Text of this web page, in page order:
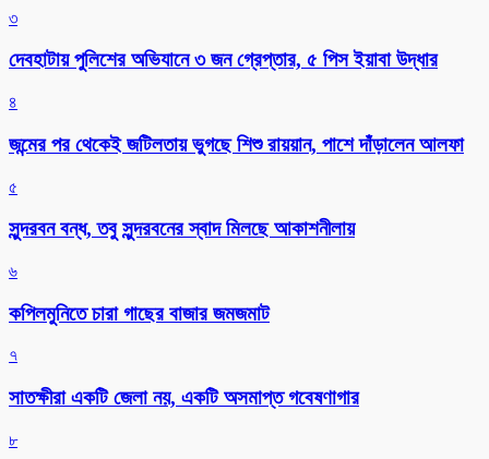
৩
দেবহাটায় পুলিশের অভিযানে ৩ জন গ্রেপ্তার, ৫ পিস ইয়াবা উদ্ধার
৪
জন্মের পর থেকেই জটিলতায় ভুগছে শিশু রায়য়ান, পাশে দাঁড়ালেন আলফা
৫
সুন্দরবন বন্ধ, তবু সুন্দরবনের স্বাদ মিলছে আকাশনীলায়
৬
কপিলমুনিতে চারা গাছের বাজার জমজমাট
৭
সাতক্ষীরা একটি জেলা নয়, একটি অসমাপ্ত গবেষণাগার
৮